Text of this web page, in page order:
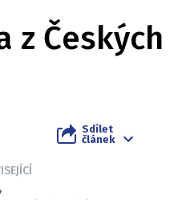
z Českých
Sdílet
článek